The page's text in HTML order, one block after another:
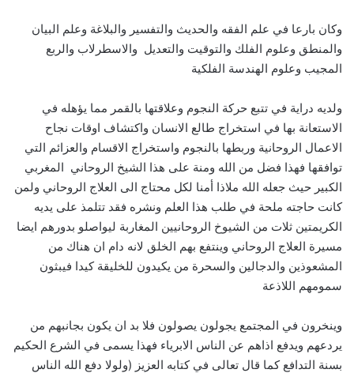
وكان بارعا في علم الفقه والحديث والتفسير والبلاغة وعلم البيان
والمنطق وعلوم الفلك والتوقيت والتعديل والاسطرلاب والربع
المجيب وعلوم الهندسة الفلكية
ولديه دراية في تتبع حركة النجوم وعلاقتها بالقمر مما يؤهله في
الاستعانة بها في استخراج طالع الانسان واكتشاف اوقات نجاح
الاعمال الروحانية وربطها بالنجوم واستخراج الاقسام والعزائم التي
توافقها فهذا فضل من الله ومنة على هذا الشيخ الروحاني المغربي
الكبير حيث جعله الله ملاذا أمنا لكل محتاج الى العلاج الروحاني ولمن
كانت حاجته ملحة في طلب هذا العلم ونشره فقد تتلمذ على يديه
الكريمتين ثلات من الشيوخ الروحانيين المغاربة ليواصلو بدورهم ايضا
مسيرة العلاج الروحاني وينتفع بهم الخلق لانه دام ان هناك من
المشعوذين والدجالين والسحرة من يكيدون للخليقة كيدا فيبثون
سمومهم اللاذعة
وينخرون في المجتمع يجولون يصولون فلا بد ان يكون بجانبهم من
يردعهم ويدفع اذاهم عن الناس الابرياء فهذا يسمى في الشرع الحكيم
بسنة التدافع كما قال تعالى في كتابه العزيز (ولولا دفع الله الناس